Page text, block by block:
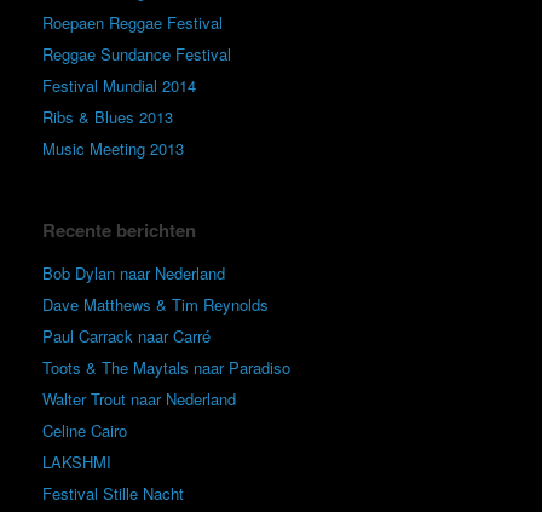
Roepaen Reggae Festival
Reggae Sundance Festival
Festival Mundial 2014
Ribs & Blues 2013
Music Meeting 2013
Recente berichten
Bob Dylan naar Nederland
Dave Matthews & Tim Reynolds
Paul Carrack naar Carré
Toots & The Maytals naar Paradiso
Walter Trout naar Nederland
Celine Cairo
LAKSHMI
Festival Stille Nacht